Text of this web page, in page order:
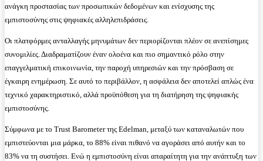
ανάγκη προστασίας των προσωπικών δεδομένων και ενίσχυσης της
εμπιστοσύνης στις ψηφιακές αλληλεπιδράσεις.
Οι πλατφόρμες ανταλλαγής μηνυμάτων δεν περιορίζονται πλέον σε ανεπίσημες
συνομιλίες. Διαδραματίζουν έναν ολοένα και πιο σημαντικό ρόλο στην
επαγγελματική επικοινωνία, την παροχή υπηρεσιών και την πρόσβαση σε
έγκαιρη ενημέρωση. Σε αυτό το περιβάλλον, η ασφάλεια δεν αποτελεί απλώς ένα
τεχνικό χαρακτηριστικό, αλλά προϋπόθεση για τη διατήρηση της ψηφιακής
εμπιστοσύνης.
Σύμφωνα με το Trust Barometer της Edelman, μεταξύ των καταναλωτών που
εμπιστεύονται μια μάρκα, το 88% είναι πιθανό να αγοράσει από αυτήν και το
83% να τη συστήσει. Ενώ η εμπιστοσύνη είναι απαραίτητη για την ανάπτυξη των